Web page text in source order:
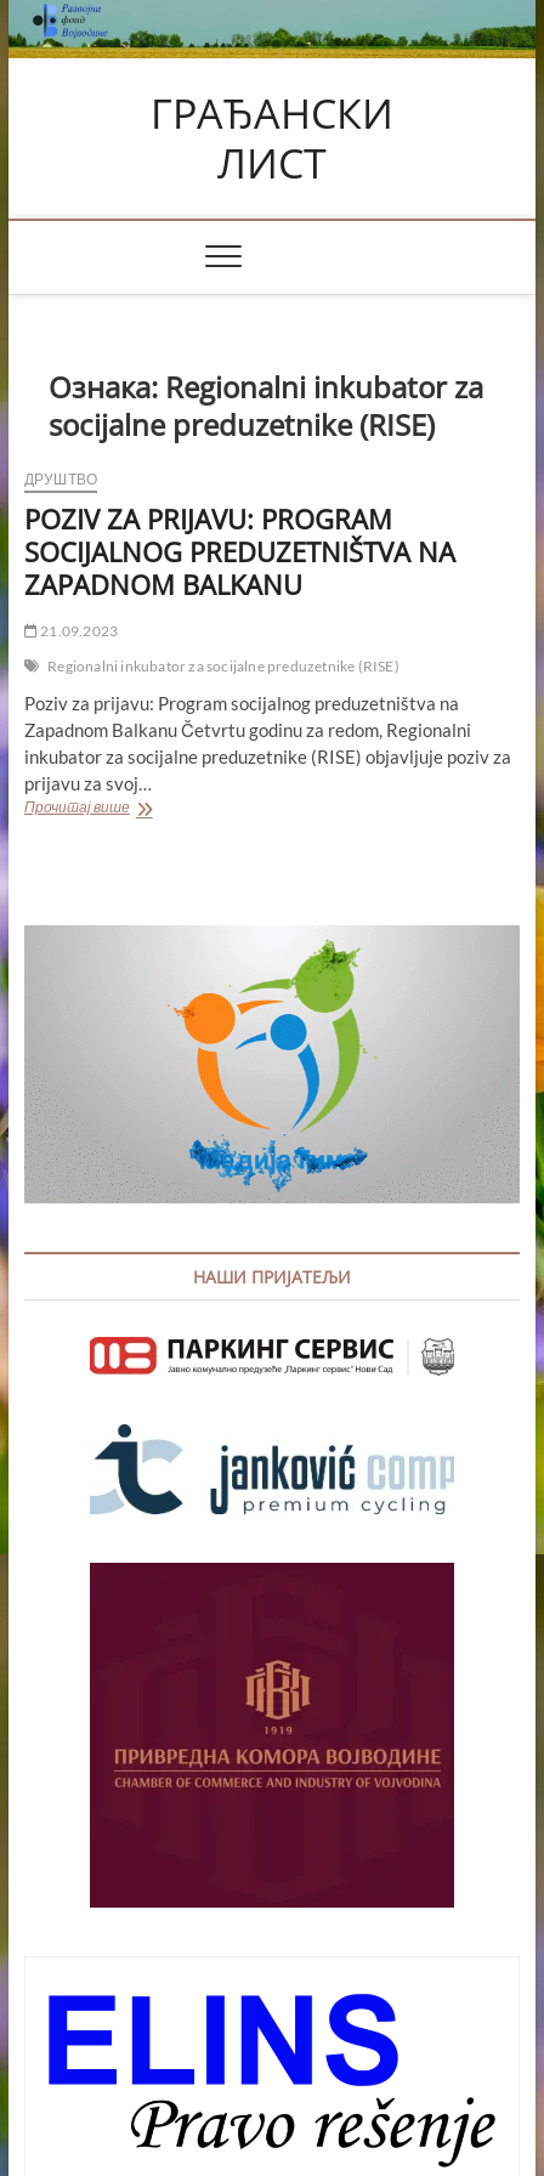
Skip
to
content
ГРАЂАНСКИ
ЛИСТ
Ознака: Regionalni inkubator za
socijalne preduzetnike (RISE)
ДРУШТВО
POZIV ZA PRIJAVU: PROGRAM
SOCIJALNOG PREDUZETNIŠTVA NA
ZAPADNOM BALKANU
21.09.2023
Regionalni inkubator za socijalne preduzetnike (RISE)
Poziv za prijavu: Program socijalnog preduzetništva na
Zapadnom Balkanu Četvrtu godinu za redom, Regionalni
inkubator za socijalne preduzetnike (RISE) objavljuje poziv za
prijavu za svoj…
Прочитај вишеPOZIV
НАШИ ПРИЈАТЕЉИ